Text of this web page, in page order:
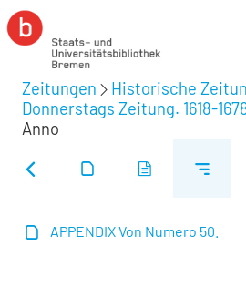
Zeitungen Historische
Donnerstags Zeitung. 1618-
Anno
APPENDIX Von Numero 50.